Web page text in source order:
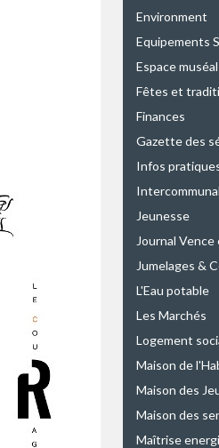
Environment
Equipements
Espace
Fêtes et
Finances
Gazette des
Infos
Jeunesse
Journal
Jumelages &
L'Eau potable
Les Marchés
Logement
Maison de
Maison des
Maison des
Maîtrise